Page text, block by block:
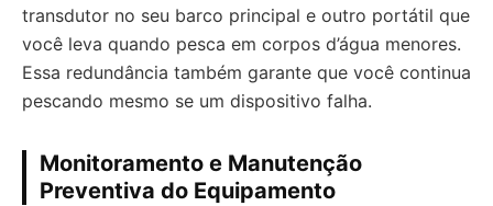
transdutor no seu barco principal e outro portátil que
você leva quando pesca em corpos d’água menores.
Essa redundância também garante que você continua
pescando mesmo se um dispositivo falha.
Monitoramento e Manutenção
Preventiva do Equipamento